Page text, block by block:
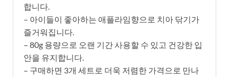
합니다.
– 아이들이 좋아하는 애플라임향으로 치아 닦기가
즐거워집니다.
– 80g 용량으로 오랜 기간 사용할 수 있고 건강한 입
안을 유지합니다.
– 구매하면 3개 세트로 더욱 저렴한 가격으로 만나